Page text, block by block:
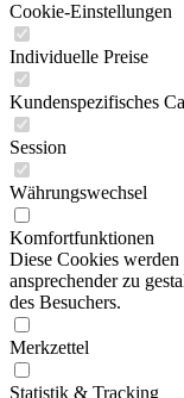
Cookie-Einstellungen
Individuelle Preise
Kundenspezifisches
Session
Währungswechsel
Komfortfunktionen
Diese Cookies
ansprechender zu
des Besuchers.
Merkzettel
Statistik & Tracking